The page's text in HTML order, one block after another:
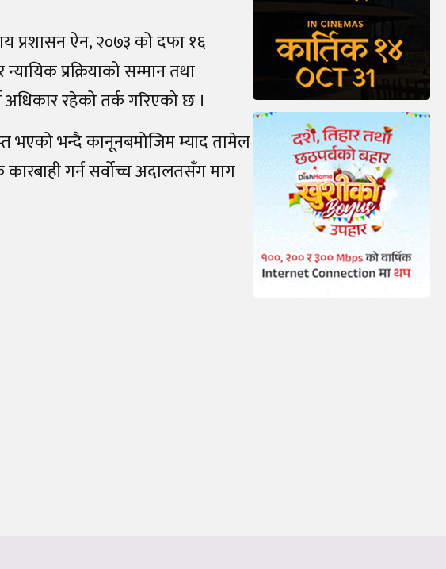
प्रशासन ऐन, २०७३ को दफा १६
प्रक्रियाको सम्मान तथा
अधिकार रहेको तर्क गरिएको छ ।
भएको भन्दै कानूनबमोजिम म्याद तामेल
गर्न सर्वोच्च अदालतसँग माग